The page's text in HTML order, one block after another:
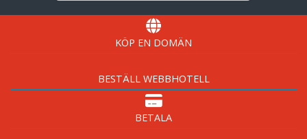
KÖP EN DOMÄN
BESTÄLL WEBBHOTELL
BETALA